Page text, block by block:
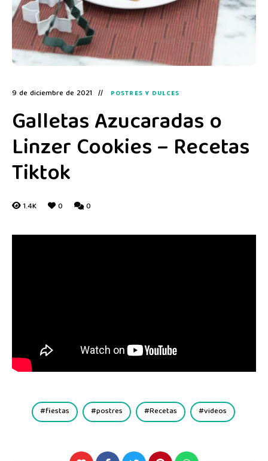
9 de diciembre de 2021 POSTRES Y DULCES
Galletas Azucaradas o
Linzer Cookies – Recetas
Tiktok
1.4K 0 0
fiestas postres Recetas videos